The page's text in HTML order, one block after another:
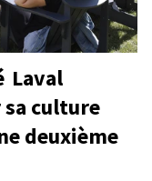
Laval
sa culture
deuxième